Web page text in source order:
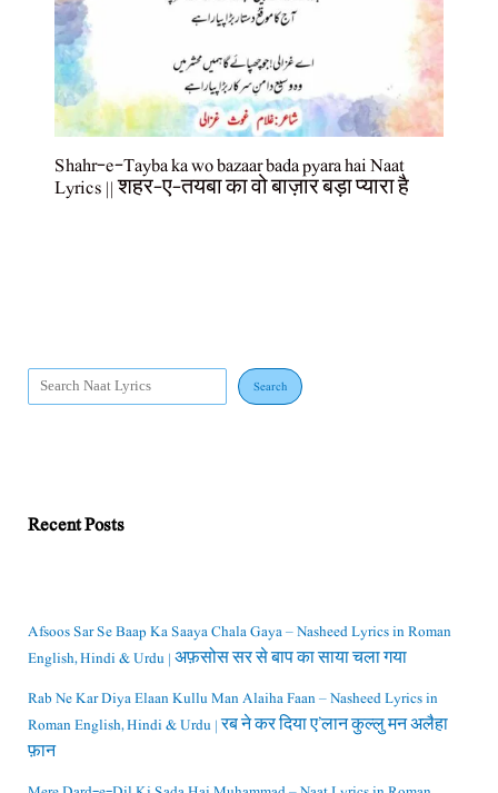
Shahr-e-Tayba ka wo bazaar bada pyara hai Naat
Lyrics || शहर-ए-तयबा का वो बाज़ार बड़ा प्यारा है
Search
Recent Posts
Afsoos Sar Se Baap Ka Saaya Chala Gaya – Nasheed Lyrics in Roman
English, Hindi & Urdu | अफ़सोस सर से बाप का साया चला गया
Rab Ne Kar Diya Elaan Kullu Man Alaiha Faan – Nasheed Lyrics in
Roman English, Hindi & Urdu | रब ने कर दिया ए’लान कुल्लु मन अलैहा
फ़ान